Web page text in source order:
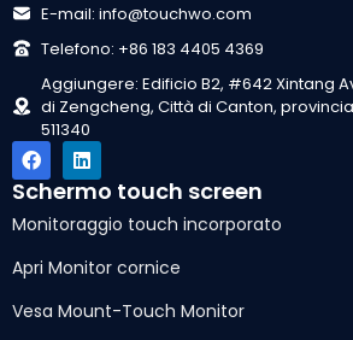
E-mail: info@touchwo.com
Telefono: +86 183 4405 4369
Aggiungere: Edificio B2, #642 Xintang
di Zengcheng, Città di Canton,
511340
Schermo touch screen
Monitoraggio touch incorporato
Apri Monitor cornice
Vesa Mount-Touch Monitor